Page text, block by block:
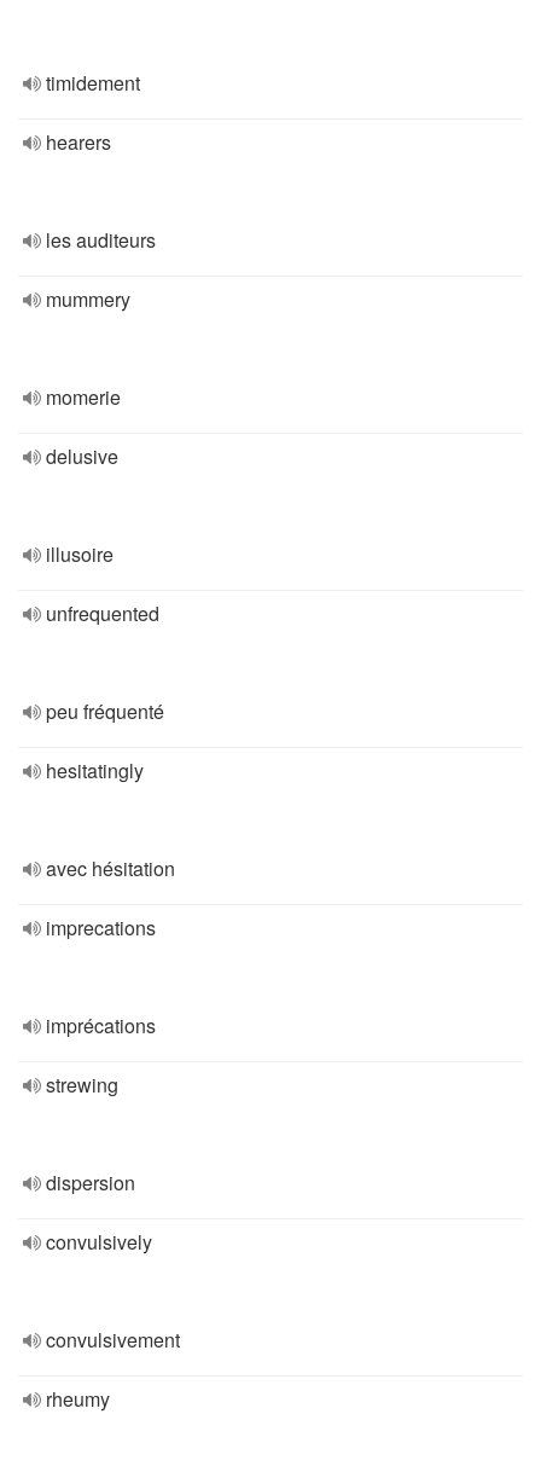
timidement
hearers
les auditeurs
mummery
momerie
delusive
illusoire
unfrequented
peu fréquenté
hesitatingly
avec hésitation
imprecations
imprécations
strewing
dispersion
convulsively
convulsivement
rheumy